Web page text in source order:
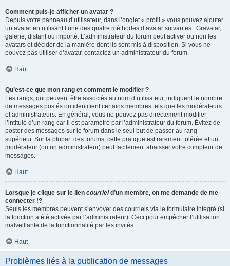
Comment puis-je afficher un avatar ?
Depuis votre panneau d’utilisateur, dans l’onglet « profil » vous pouvez ajouter
un avatar en utilisant l’une des quatre méthodes d’avatar suivantes : Gravatar,
galerie, distant ou importé. L’administrateur du forum peut activer ou non les
avatars et décider de la manière dont ils sont mis à disposition. Si vous ne
pouvez pas utiliser d’avatar, contactez un administrateur du forum.
Haut
Qu’est-ce que mon rang et comment le modifier ?
Les rangs, qui peuvent être associés au nom d’utilisateur, indiquent le nombre
de messages postés ou identifient certains membres tels que les modérateurs
et administrateurs. En général, vous ne pouvez pas directement modifier
l’intitulé d’un rang car il est paramétré par l’administrateur du forum. Évitez de
poster des messages sur le forum dans le seul but de passer au rang
supérieur. Sur la plupart des forums, cette pratique est rarement tolérée et un
modérateur (ou un administrateur) peut facilement abaisser votre compteur de
messages.
Haut
Lorsque je clique sur le lien courrield’un membre, on me demande de me
connecter !?
Seuls les membres peuvent s’envoyer des courriels via le formulaire intégré (si
la fonction a été activée par l’administrateur). Ceci pour empêcher l’utilisation
malveillante de la fonctionnalité par les invités.
Haut
Problèmes liés à la publication de messages